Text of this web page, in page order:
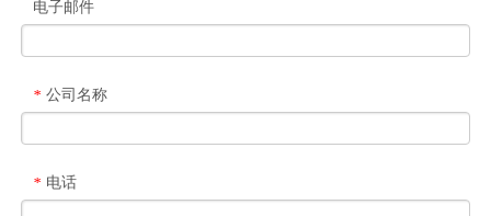
电子邮件
* 公司名称
* 电话